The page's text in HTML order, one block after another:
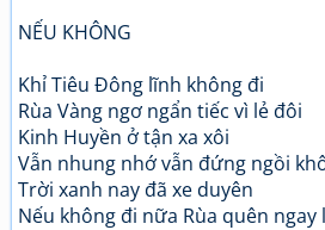
NẾU KHÔNG
Khỉ Tiêu Đông lĩnh không đi
Rùa Vàng ngơ ngẩn tiếc vì lẻ đôi
Kinh Huyền ở tận xa xôi
Vẫn nhung nhớ vẫn đứng ngồi
Trời xanh nay đã xe duyên
Nếu không đi nữa Rùa quên ngay